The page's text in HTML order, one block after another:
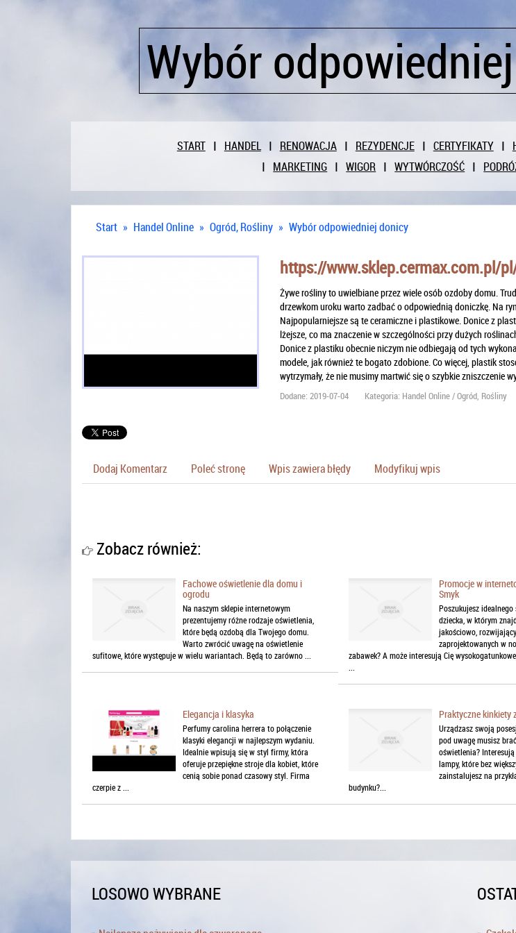
Wybór
START HANDEL RENOWACJA REZYDENCJE CERTYFIKATY
MARKETING
WIGOR WYTWÓRCZOŚĆ
Start » Handel Online » Ogród, Rośliny » Wybór odpowiedniej donicy
https://www.sklep.cermax.com.pl/
Żywe rośliny to uwielbiane przez wiele osób ozdoby domu.
drzewkom uroku warto zadbać o odpowiednią doniczkę. Na
Najpopularniejsze są te ceramiczne i plastikowe. Donice z
lżejsze, co ma znaczenie w szczególności przy dużych
Donice z plastiku obecnie niczym nie odbiegają od tych
modele, jak również te bogato zdobione. Co więcej, plastik
wytrzymały, że nie musimy martwić się o szybkie zniszczenie
Dodane: 2019-07-04 Kategoria: Handel Online / Ogród, Rośliny
Dodaj Komentarz Poleć stronę Wpis zawiera błędy Modyfikuj wpis
Zobacz również:
Fachowe oświetlenie dla domu i
ogrodu
Na naszym sklepie internetowym
prezentujemy różne rodzaje oświetlenia,
które będą ozdobą dla Twojego domu.
Warto zwrócić uwagę na oświetlenie
sufitowe, które występuje w wielu wariantach. Będą to zarówno ...
Promocje w
Smyk
Poszukujesz
dziecka, w którym
jakościowo,
zaprojektowanych w
zabawek? A może interesują Cię
Elegancja i klasyka
Perfumy carolina herrera to połączenie
klasyki elegancji w najlepszym wydaniu.
Idealnie wpisują się w styl firmy, która
oferuje przepiękne stroje dla kobiet, które
cenią sobie ponad czasowy styl. Firma
czerpie z ...
Praktyczne kinkiety
Urządzasz swoją
pod uwagę musisz
oświetlenia? Interesują
lampy, które bez
zainstalujesz na
budynku?...
LOSOWO WYBRANE